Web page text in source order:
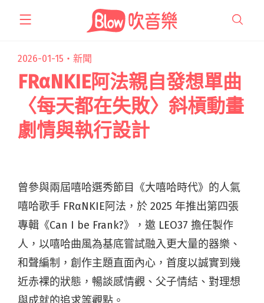
2026-01-15・ 新聞
FRαNKIE阿法親自發想單曲
〈每天都在失敗〉斜槓動畫
劇情與執行設計
曾參與兩屆嘻哈選秀節目《大嘻哈時代》的人氣
嘻哈歌手 FRαNKIE阿法，於 2025 年推出第四張
專輯《Can I be Frank?》，邀 LEO37 擔任製作
人，以嘻哈曲風為基底嘗試融入更大量的器樂、
和聲編制，創作主題直面內心，首度以誠實到幾
近赤裸的狀態，暢談感情觀、父子情結、對理想